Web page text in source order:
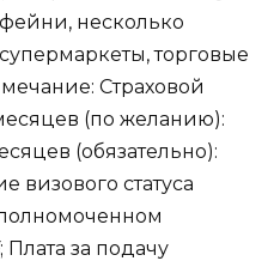
несколько
торговые
Страховой
(по желанию):
(обязательно):
визового статуса
Плата за подачу